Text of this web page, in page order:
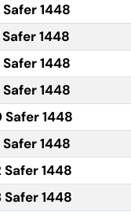
Safer 1448
Safer 1448
Safer 1448
Safer 1448
Safer 1448
Safer 1448
Safer 1448
Safer 1448